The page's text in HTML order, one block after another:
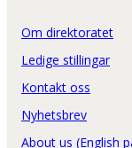
Om direktoratet
Ledige stillingar
Kontakt oss
Nyhetsbrev
About us (English